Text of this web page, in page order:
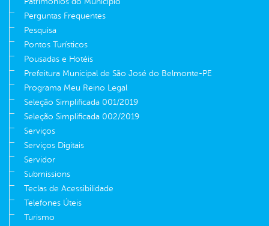
Perguntas Frequentes
Pesquisa
Pontos Turísticos
Pousadas e Hotéis
Prefeitura Municipal de São José do Belmonte-PE
Programa Meu Reino Legal
Seleção Simplificada 001/2019
Seleção Simplificada 002/2019
Serviços
Serviços Digitais
Servidor
Submissions
Teclas de Acessibilidade
Telefones Úteis
Turismo